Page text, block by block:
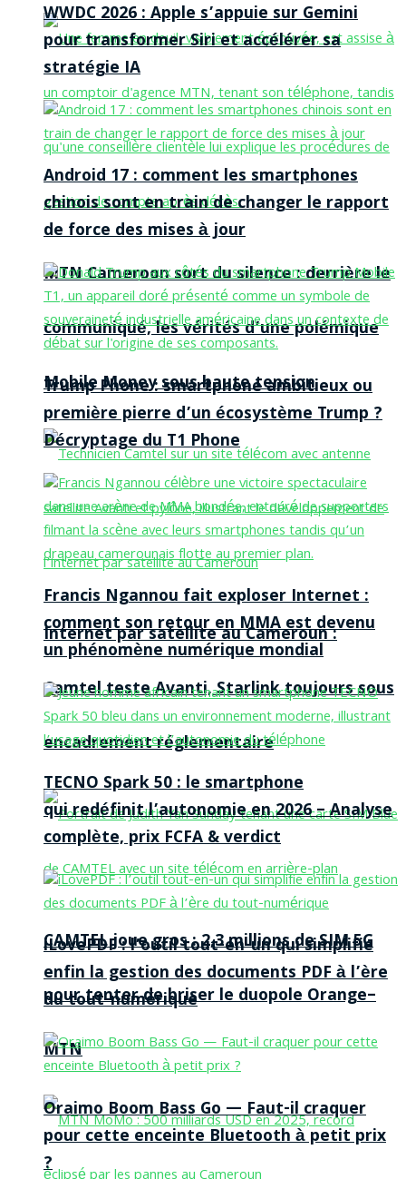
MTN Cameroon sort du silence : derrière le
communiqué, les vérités d’une polémique
Mobile Money sous haute tension
Internet par satellite au Cameroun :
Camtel teste Avanti, Starlink toujours sous
encadrement réglementaire
CAMTEL joue gros : 2,3 millions de SIM 5G
pour tenter de briser le duopole Orange–
MTN
WWDC 2026 : Apple s’appuie sur Gemini
pour transformer Siri et accélérer sa
stratégie IA
Android 17 : comment les smartphones
chinois sont en train de changer le rapport
de force des mises à jour
Trump Phone : smartphone ambitieux ou
première pierre d’un écosystème Trump ?
Décryptage du T1 Phone
Francis Ngannou fait exploser Internet :
comment son retour en MMA est devenu
un phénomène numérique mondial
TECNO Spark 50 : le smartphone
qui redéfinit l’autonomie en 2026 – Analyse
complète, prix FCFA & verdict
iLovePDF : l’outil tout-en-un qui simplifie
enfin la gestion des documents PDF à l’ère
du tout-numérique
Oraimo Boom Bass Go — Faut-il craquer
pour cette enceinte Bluetooth à petit prix
?